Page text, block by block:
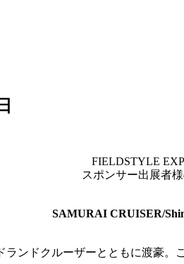
FIELDSTYLE
スポンサー出展者
SAMURAI CRUISER/
ランドクルーザーとともに渡豪